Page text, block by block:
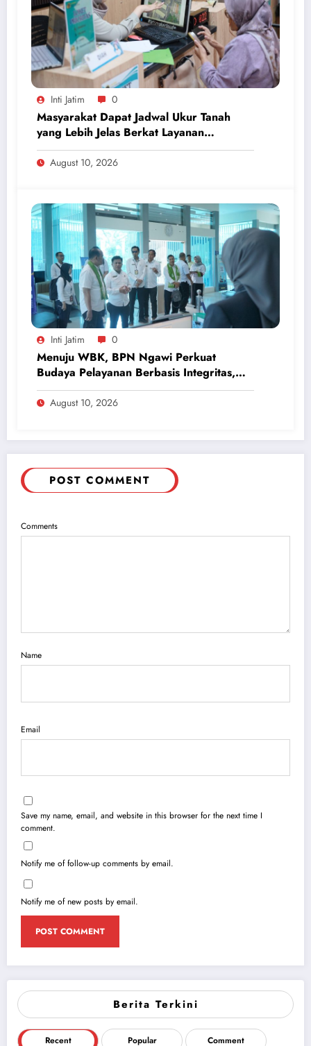
Berita Terkini
Recent Popular Comment
Inti Jatim 0
Masyarakat Dapat Jadwal Ukur Tanah
yang Lebih Jelas Berkat Layanan
Pengukuran Terjadwal
August 10, 2026
Inti Jatim 0
Menuju WBK, BPN Ngawi Perkuat
Budaya Pelayanan Berbasis Integritas,
Raih IKM dan IPK 3,89 pada Semester I
2026August 10, 2026
POST COMMENT
Comments
Name
Email
Save my name, email, and website in this browser for the next time I
comment.
Notify me of follow-up comments by email.
Notify me of new posts by email.